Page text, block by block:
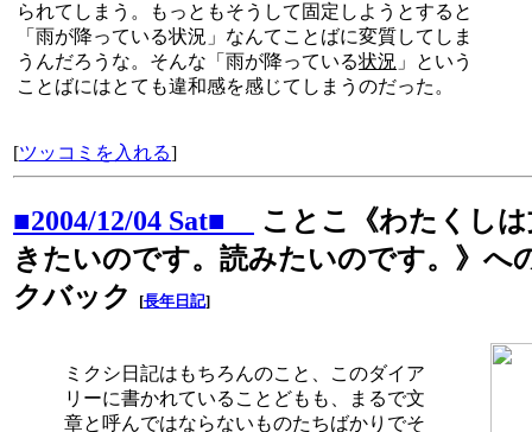
られてしまう。もっともそうして固定しようとすると
「雨が降っている状況」なんてことばに変質してしま
うんだろうな。そんな「雨が降っている状況 」という
ことばにはとても違和感を感じてしまうのだった。
[ツッコミを入れる]
■2004/12/04 Sat■
ことこ《わたくし
きたいのです。読みたいのです。》へ
クバック
[長年日記]
ミクシ日記はもちろんのこと、このダイア
リーに書かれていることどもも、まるで文
章と呼んではならないものたちばかりでそ